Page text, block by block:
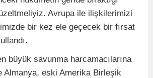
Avrupa ile ilişkilerimizi
bir kez ele geçecek bir fırsat
büyük savunma harcamacılarına
Almanya, eski Amerika Birleşik